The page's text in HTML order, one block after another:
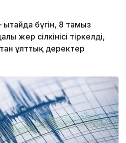
бүгін, 8 тамыз
жер сілкінісі тіркелді,
ұлттық деректер